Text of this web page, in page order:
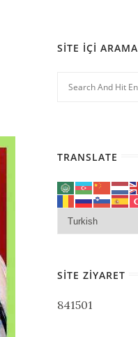
SITE İÇI ARAMA
TRANSLATE
SITE ZIYARET
841501